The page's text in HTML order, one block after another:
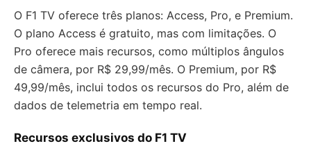
O F1 TV oferece três planos: Access, Pro, e Premium.
O plano Access é gratuito, mas com limitações. O
Pro oferece mais recursos, como múltiplos ângulos
de câmera, por R$ 29,99/mês. O Premium, por R$
49,99/mês, inclui todos os recursos do Pro, além de
dados de telemetria em tempo real.
Recursos exclusivos do F1 TV